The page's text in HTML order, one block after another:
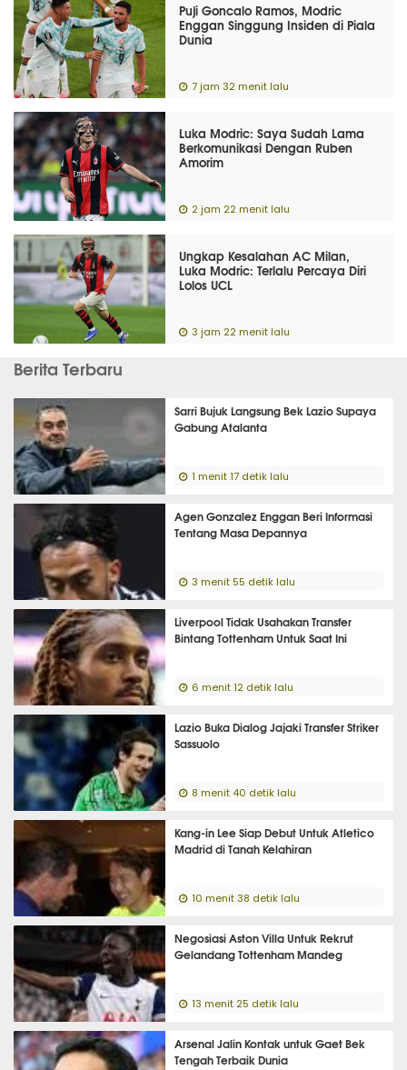
Puji Goncalo Ramos, Modric
Enggan Singgung Insiden di Piala
Dunia
7 jam 32 menit lalu
Luka Modric: Saya Sudah Lama
Berkomunikasi Dengan Ruben
Amorim
2 jam 22 menit lalu
Ungkap Kesalahan AC Milan,
Luka Modric: Terlalu Percaya Diri
Lolos UCL
3 jam 22 menit lalu
Berita Terbaru
Sarri Bujuk Langsung Bek Lazio Supaya
Gabung Atalanta
1 menit 17 detik lalu
Agen Gonzalez Enggan Beri Informasi
Tentang Masa Depannya
3 menit 55 detik lalu
Liverpool Tidak Usahakan Transfer
Bintang Tottenham Untuk Saat Ini
6 menit 12 detik lalu
Lazio Buka Dialog Jajaki Transfer Striker
Sassuolo
8 menit 40 detik lalu
Kang-in Lee Siap Debut Untuk Atletico
Madrid di Tanah Kelahiran
10 menit 38 detik lalu
Negosiasi Aston Villa Untuk Rekrut
Gelandang Tottenham Mandeg
13 menit 25 detik lalu
Arsenal Jalin Kontak untuk Gaet Bek
Tengah Terbaik Dunia